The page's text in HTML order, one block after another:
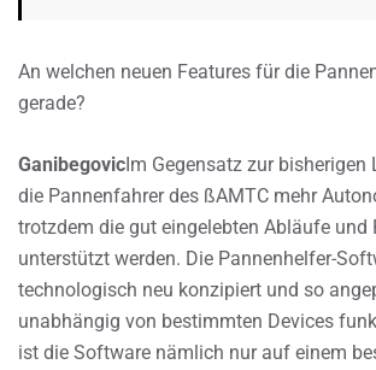
An welchen neuen Features für die
gerade?
GanibegovicIm Gegensatz zur bisherigen
die Pannenfahrer des ßAMTC mehr
trotzdem die gut eingelebten Abläufe und
unterstützt werden. Die Pannenhelfer-
technologisch neu konzipiert und so
unabhängig von bestimmten Devices
ist die Software nämlich nur auf einem